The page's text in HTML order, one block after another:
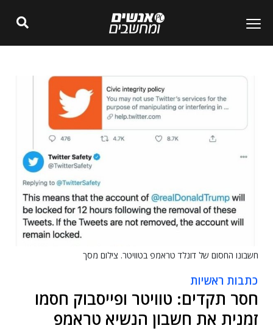
חשבונו החסום של דונלד טראמפ בטוויטר. צילום מסך
כתבות ראשיות
חסר תקדים: טוויטר ופייסבוק חסמו
זמנית את חשבון הנשיא טראמפ